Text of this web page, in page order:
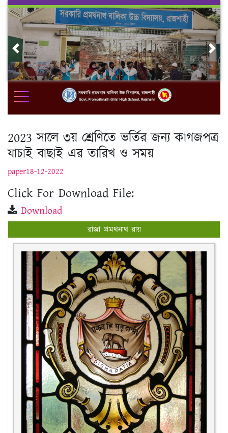
Skip
content
Previous
2023 সালে ৩য় শ্রেণিতে ভর্তির জন্য কাগজপত্র
যাচাই বাছাই এর তারিখ ও সময়
paper18-12-2022
Click For Download File:
Download
রাজা প্রমথনাথ রায়